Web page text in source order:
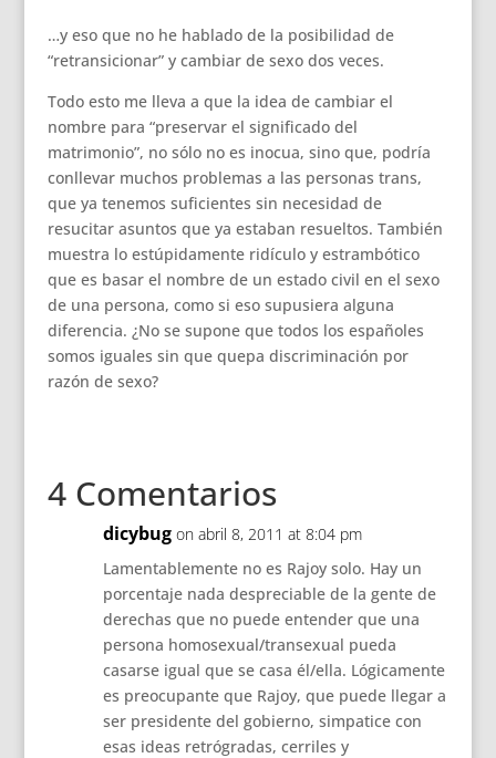
…y eso que no he hablado de la posibilidad de
“retransicionar” y cambiar de sexo dos veces.
Todo esto me lleva a que la idea de cambiar el
nombre para “preservar el significado del
matrimonio”, no sólo no es inocua, sino que, podría
conllevar muchos problemas a las personas trans,
que ya tenemos suficientes sin necesidad de
resucitar asuntos que ya estaban resueltos. También
muestra lo estúpidamente ridículo y estrambótico
que es basar el nombre de un estado civil en el sexo
de una persona, como si eso supusiera alguna
diferencia. ¿No se supone que todos los españoles
somos iguales sin que quepa discriminación por
razón de sexo?
4 Comentarios
dicybug on abril 8, 2011 at 8:04 pm
Lamentablemente no es Rajoy solo. Hay un
porcentaje nada despreciable de la gente de
derechas que no puede entender que una
persona homosexual/transexual pueda
casarse igual que se casa él/ella. Lógicamente
es preocupante que Rajoy, que puede llegar a
ser presidente del gobierno, simpatice con
esas ideas retrógradas, cerriles y